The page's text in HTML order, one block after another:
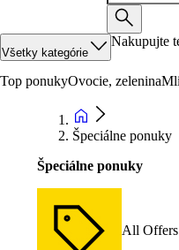
Všetky kategórie
Nakupujte
Top ponukyOvocie, zelenina
Špeciálne ponuky
Špeciálne ponuky
All Offers